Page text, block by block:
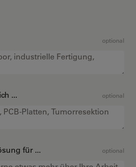
optional
... optional
für ... optional